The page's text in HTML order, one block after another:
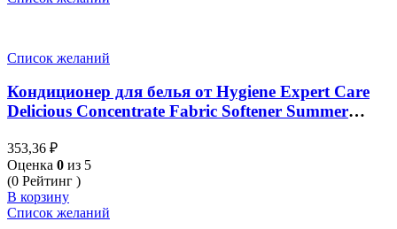
Список желаний
Кондиционер для белья от Hygiene Expert Care
Delicious Concentrate Fabric Softener Summer
353,36 ₽
Оценка 0 из 5
(0 Рейтинг )
В корзину
Список желаний